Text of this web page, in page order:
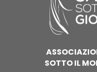
SOTTO IL